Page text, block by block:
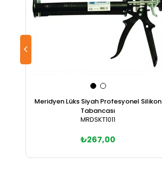
Meridyen Lüks Siyah Profesyonel Silikon
Tabancası
MRDSKT1011
₺267,00